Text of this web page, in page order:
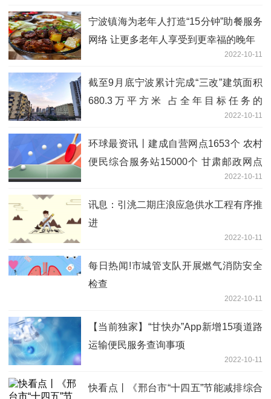
宁波镇海为老年人打造“15分钟”助餐服务
网络 让更多老年人享受到更幸福的晚年
2022-10-11
截至9月底宁波累计完成“三改”建筑面积
680.3万平方米 占全年目标任务的
2022-10-11
环球最资讯丨建成自营网点1653个 农村
便民综合服务站15000个 甘肃邮政网点
2022-10-11
讯息：引洮二期庄浪应急供水工程有序推
进
2022-10-11
每日热闻!市城管支队开展燃气消防安全
检查
2022-10-11
【当前独家】“甘快办”App新增15项道路
运输便民服务查询事项
2022-10-11
快看点丨《邢台市“十四五”节能减排综合